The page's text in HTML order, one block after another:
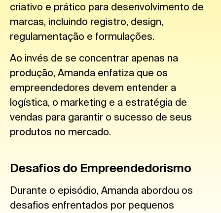
criativo e prático para desenvolvimento de
marcas, incluindo registro, design,
regulamentação e formulações.
Ao invés de se concentrar apenas na
produção, Amanda enfatiza que os
empreendedores devem entender a
logística, o marketing e a estratégia de
vendas para garantir o sucesso de seus
produtos no mercado.
Desafios do Empreendedorismo
Durante o episódio, Amanda abordou os
desafios enfrentados por pequenos